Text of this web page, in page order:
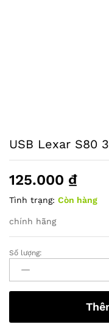
USB Lexar S80
125.000 ₫
Tình trạng: Còn hàng
chính hãng
USB
Lexar
S80
32GB
USB
Số lượng: